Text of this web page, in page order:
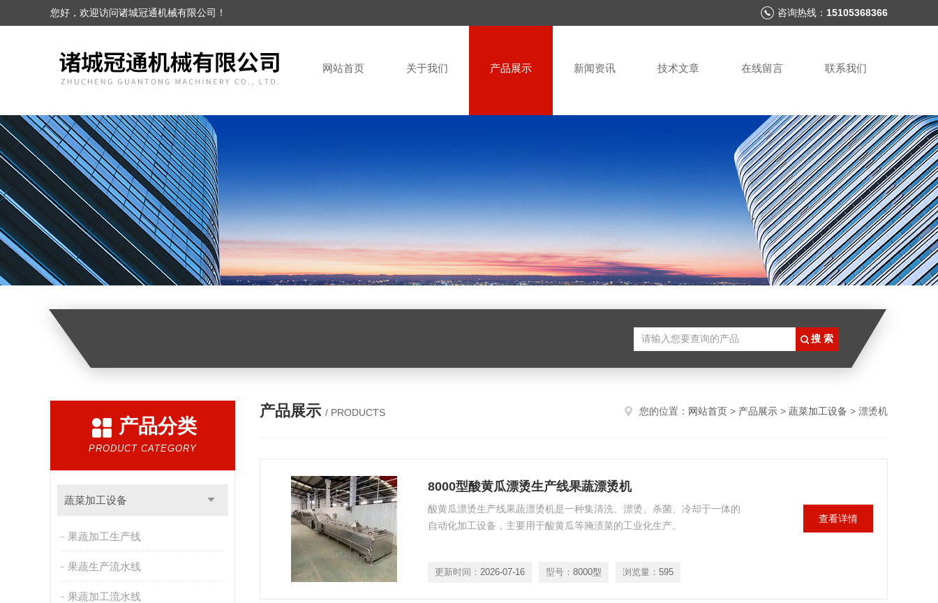
您好，欢迎访问诸城冠通机械有限公司！ 咨询热线： 15105368366
网站首页 关于我们 产品展示 新闻资讯 技术文章 在线留言 联系我们
产品分类
PRODUCT CATEGORY
蔬菜加工设备
果蔬加工生产线
果蔬生产流水线
果蔬加工流水线
产品展示 / PRODUCTS 您的位置： 网站首页 > 产品展示 > 蔬菜加工设备 > 漂烫机
8000型酸黄瓜漂烫生产线果蔬漂烫机
酸黄瓜漂烫生产线果蔬漂烫机是一种集清洗、漂烫、杀菌、冷却于一体的
自动化加工设备，主要用于酸黄瓜等腌渍菜的工业化生产。
更新时间： 2026-07-16 型号： 8000型 浏览量： 595
查看详情